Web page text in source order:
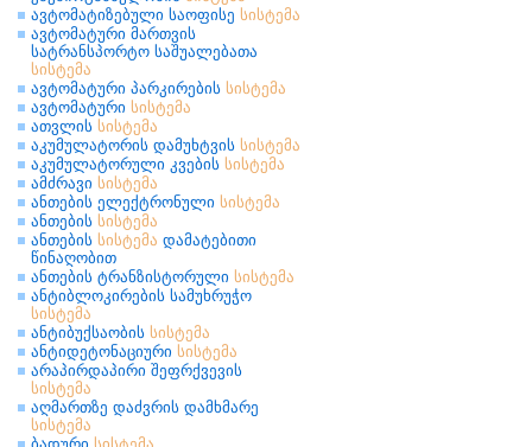
ავტომატიზებული საოფისე სისტემა
ავტომატური მართვის
სატრანსპორტო საშუალებათა
სისტემა
ავტომატური პარკირების სისტემა
ავტომატური სისტემა
ათვლის სისტემა
აკუმულატორის დამუხტვის სისტემა
აკუმულატორული კვების სისტემა
ამძრავი სისტემა
ანთების ელექტრონული სისტემა
ანთების სისტემა
ანთების სისტემა დამატებითი
წინაღობით
ანთების ტრანზისტორული სისტემა
ანტიბლოკირების სამუხრუჭო
სისტემა
ანტიბუქსაობის სისტემა
ანტიდეტონაციური სისტემა
არაპირდაპირი შეფრქვევის
სისტემა
აღმართზე დაძვრის დამხმარე
სისტემა